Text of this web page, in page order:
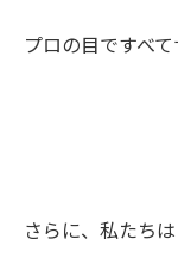
プロの目ですべて
さらに、私たち